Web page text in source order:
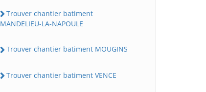
Trouver chantier batiment
MANDELIEU-LA-NAPOULE
Trouver chantier batiment MOUGINS
Trouver chantier batiment VENCE